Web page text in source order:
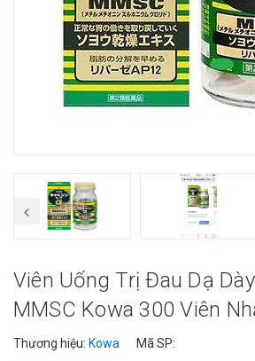
Viên Uống Trị Đau Dạ
MMSC Kowa 300 Viên
Thương hiệu: Kowa Mã SP: